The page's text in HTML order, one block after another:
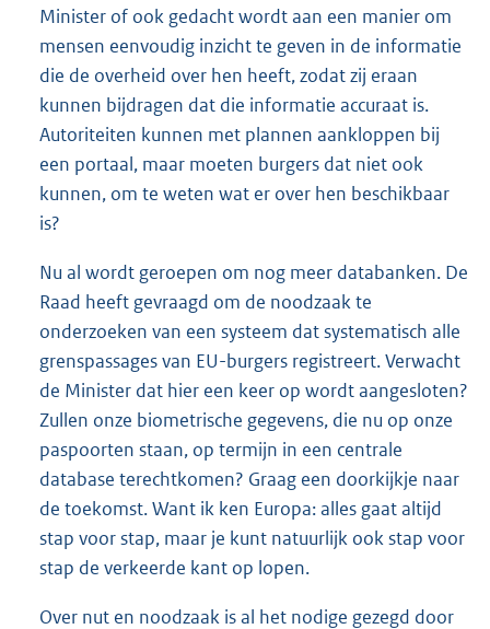
Minister of ook gedacht wordt aan een manier om
mensen eenvoudig inzicht te geven in de informatie
die de overheid over hen heeft, zodat zij eraan
kunnen bijdragen dat die informatie accuraat is.
Autoriteiten kunnen met plannen aankloppen bij
een portaal, maar moeten burgers dat niet ook
kunnen, om te weten wat er over hen beschikbaar
is?
Nu al wordt geroepen om nog meer databanken. De
Raad heeft gevraagd om de noodzaak te
onderzoeken van een systeem dat systematisch alle
grenspassages van EU-burgers registreert. Verwacht
de Minister dat hier een keer op wordt aangesloten?
Zullen onze biometrische gegevens, die nu op onze
paspoorten staan, op termijn in een centrale
database terechtkomen? Graag een doorkijkje naar
de toekomst. Want ik ken Europa: alles gaat altijd
stap voor stap, maar je kunt natuurlijk ook stap voor
stap de verkeerde kant op lopen.
Over nut en noodzaak is al het nodige gezegd door